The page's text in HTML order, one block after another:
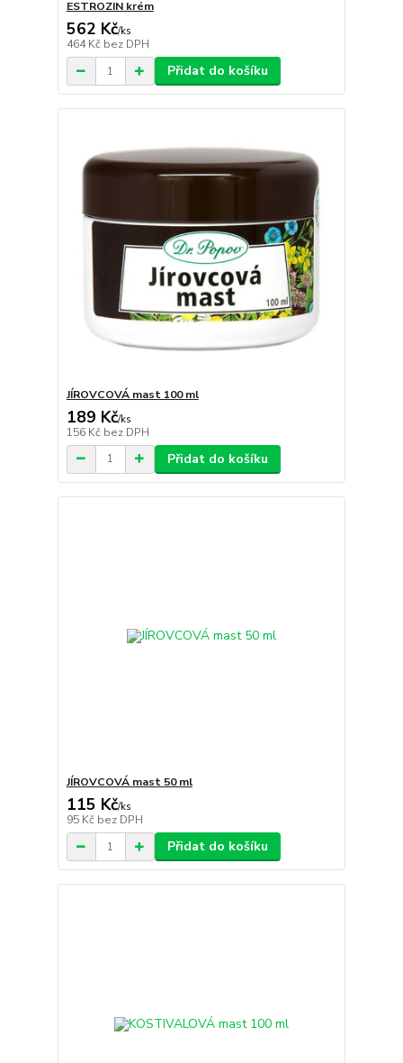
ESTROZIN krém
562 Kč/ks
464 Kč bez DPH
Přidat do košíku
JÍROVCOVÁ mast 100 ml
189 Kč/ks
156 Kč bez DPH
Přidat do košíku
JÍROVCOVÁ mast 50 ml
115 Kč/ks
95 Kč bez DPH
Přidat do košíku